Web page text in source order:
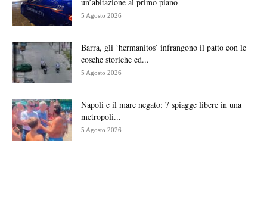
un’abitazione al primo piano
5 Agosto 2026
Barra, gli ‘hermanitos’ infrangono il patto con le
cosche storiche ed...
5 Agosto 2026
Napoli e il mare negato: 7 spiagge libere in una
metropoli...
5 Agosto 2026